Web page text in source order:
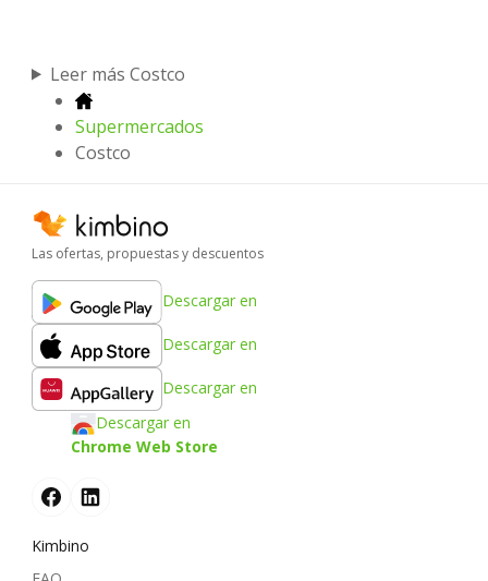
Leer más Costco
Supermercados
Costco
Las ofertas, propuestas y descuentos
Descargar en
Descargar en
Descargar en
Descargar en
Chrome Web Store
Kimbino